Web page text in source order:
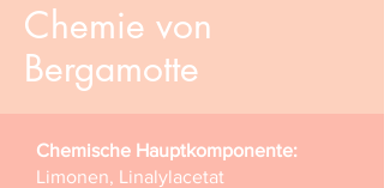
Chemie von
Bergamotte
Chemische Hauptkomponente:
Limonen, Linalylacetat